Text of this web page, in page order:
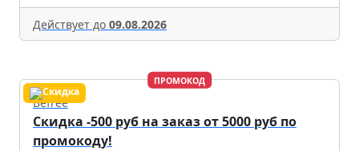
Действует до 09.08.2026
ПРОМОКОД
Befree
Скидка -500 руб на заказ от 5000 руб по
промокоду!